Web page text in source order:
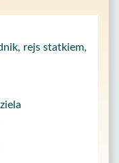
rejs statkiem,